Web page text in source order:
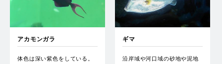
アカモンガラ
体色は深い紫色をしている。
ギマ
沿岸域や河口域の砂地や泥地